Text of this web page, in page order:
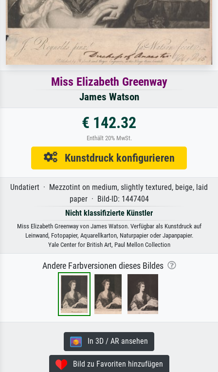
Miss Elizabeth Greenway
James Watson
€ 142.32
Enthält 20% MwSt.
Kunstdruck konfigurieren
Undatiert · Mezzotint on medium, slightly textured, beige, laid
paper · Bild-ID: 1447404
Nicht klassifizierte Künstler
Miss Elizabeth Greenway von James Watson. Verfügbar als Kunstdruck auf
Leinwand, Fotopapier, Aquarellkarton, Naturpapier oder Japanpapier.
Yale Center for British Art, Paul Mellon Collection
Andere Farbversionen dieses Bildes
In 3D / AR ansehen
Bild zu Favoriten hinzufügen